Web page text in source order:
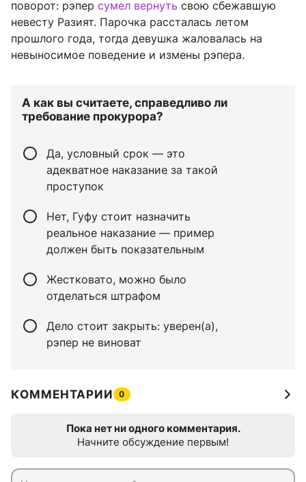
поворот: рэпер сумел вернуть свою сбежавшую
невесту Разият. Парочка рассталась летом
прошлого года, тогда девушка жаловалась на
невыносимое поведение и измены рэпера.
А как вы считаете, справедливо ли
требование прокурора?
Да, условный срок — это
адекватное наказание за такой
проступок
Нет, Гуфу стоит назначить
реальное наказание — пример
должен быть показательным
Жестковато, можно было
отделаться штрафом
Дело стоит закрыть: уверен(а),
рэпер не виноват
КОММЕНТАРИИ 0
Пока нет ни одного комментария.
Начните обсуждение первым!